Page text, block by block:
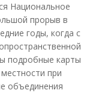
Национальное
прорыв в
годы, когда с
подробные карты
при
объединения